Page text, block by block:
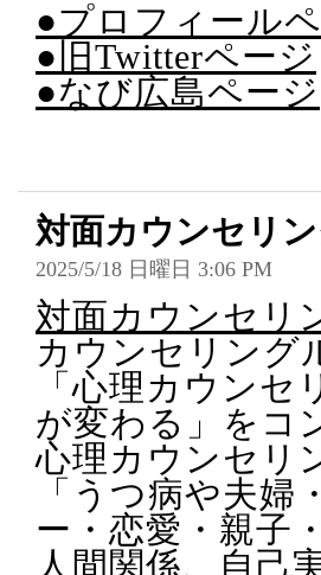
●プロフィール
●旧Twitterページ
●なび広島ページ
対面カウンセリ
2025/5/18 日曜日 3:06 PM
対面カウンセリ
カウンセリング
「心理カウンセ
が変わる」をコ
心理カウンセリ
「うつ病や夫婦
ー・恋愛・親子
人間関係、自己